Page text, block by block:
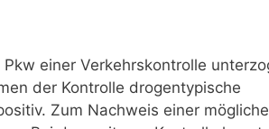
einer Verkehrskontrolle
der Kontrolle drogentypische
Zum Nachweis einer